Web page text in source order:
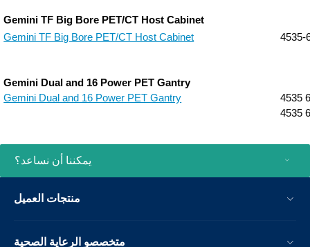
Gemini TF Big Bore PET/CT Host Cabinet
Gemini TF Big Bore PET/CT Host Cabinet
4535-
Gemini Dual and 16 Power PET Gantry
Gemini Dual and 16 Power PET Gantry
4535
4535
يمكننا أن نساعد؟
منتجات العميل
متخصصو الرعاية الصحية